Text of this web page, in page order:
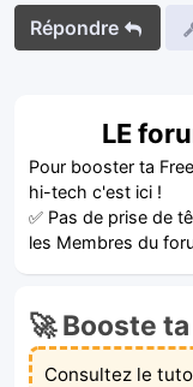
Répondre
LE
Pour booster ta
hi-tech c'est ici !
✅ Pas de prise de
les Membres du
🚀 Booste
Consultez le